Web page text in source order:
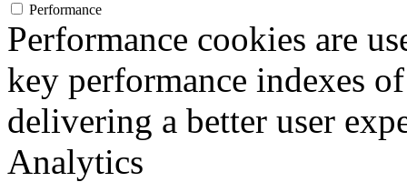
Performance
Performance cookies are
key performance indexes
delivering a better user
Analytics